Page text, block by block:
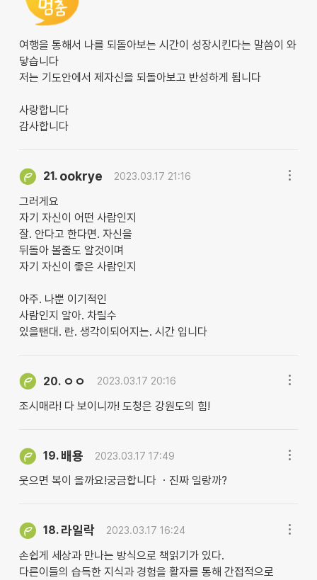
여행을 통해서 나를 되돌아보는 시간이 성장시킨다는 말씀이 와
닿습니다
저는 기도안에서 제자신을 되돌아보고 반성하게 됩니다
사랑합니다
감사합니다
21. ookrye 2023.03.17 21:16
그러게요
자기 자신이 어떤 사람인지
잘. 안다고 한다면. 자신을
뒤돌아 볼줄도 알것이며
자기 자신이 좋은 사람인지
아주. 나뿐 이기적인
사람인지 알아. 차릴수
있을탠대. 란. 생각이되어지는. 시간 입니다
20. ㅇㅇ 2023.03.17 20:16
조시매라! 다 보이니까! 도청은 강원도의 힘!
19. 배용 2023.03.17 17:49
웃으면 복이 올까요!궁금합니다 ㆍ진짜 일랑까?
18. 라일락 2023.03.17 16:24
손쉽게 세상과 만나는 방식으로 책읽기가 있다.
다른이들의 습득한 지식과 경험을 활자를 통해 간접적으로